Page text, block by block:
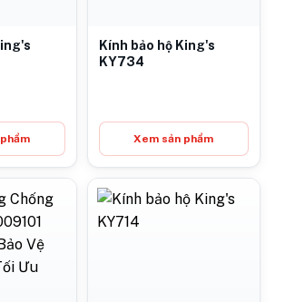
Kính bảo hộ King's
KY734
Xem sản phẩm